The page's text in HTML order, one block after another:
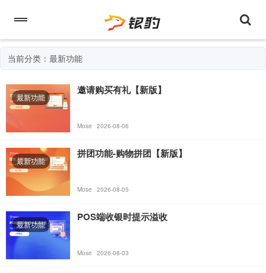
当前分类：最新功能
最新功能
邀请购买有礼【新版】
Mose 2026-08-06
最新功能
拼团功能-购物拼团【新版】
Mose 2026-08-05
最新功能
POS端收银时提示溢收
Mose 2026-08-03